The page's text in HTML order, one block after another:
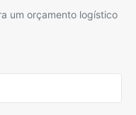
um orçamento logístico